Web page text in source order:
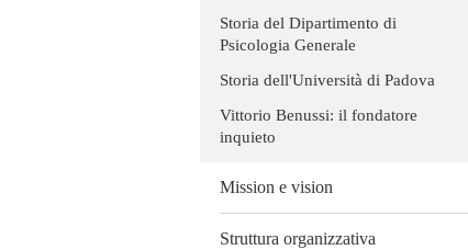
Storia del Dipartimento di
Psicologia Generale
Storia dell'Università di Padova
Vittorio Benussi: il fondatore
inquieto
Mission e vision
Struttura organizzativa